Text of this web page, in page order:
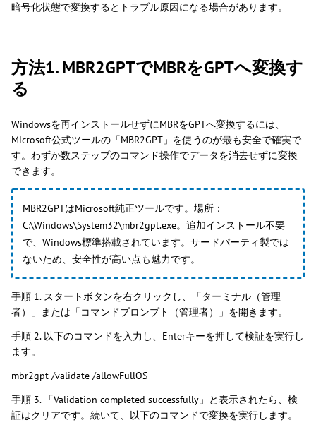
暗号化状態で変換するとトラブル原因になる場合があります。
方法1. MBR2GPTでMBRをGPTへ変換す
る
Windowsを再インストールせずにMBRをGPTへ変換するには、
Microsoft公式ツールの「MBR2GPT」を使うのが最も安全で確実で
す。わずか数ステップのコマンド操作でデータを消去せずに変換
できます。
MBR2GPTはMicrosoft純正ツールです。場所：
C:\Windows\System32\mbr2gpt.exe。追加インストール不要
で、Windows標準搭載されています。サードパーティ製では
ないため、安全性が高い点も魅力です。
手順 1. スタートボタンを右クリックし、「ターミナル（管理
者）」または「コマンドプロンプト（管理者）」を開きます。
手順 2. 以下のコマンドを入力し、Enterキーを押して検証を実行し
ます。
mbr2gpt /validate /allowFullOS
手順 3. 「Validation completed successfully」と表示されたら、検
証はクリアです。続いて、以下のコマンドで変換を実行します。